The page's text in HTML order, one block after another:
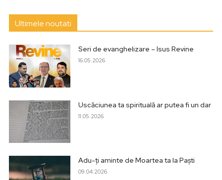
Ultimele noutati
Seri de evanghelizare – Isus Revine
16.05.2026
Uscăciunea ta spirituală ar putea fi un dar
11.05.2026
Adu-ți aminte de Moartea ta la Paști
09.04.2026